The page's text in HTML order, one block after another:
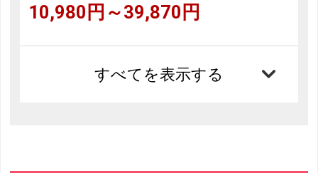
10,980円～39,870円
すべてを表示する